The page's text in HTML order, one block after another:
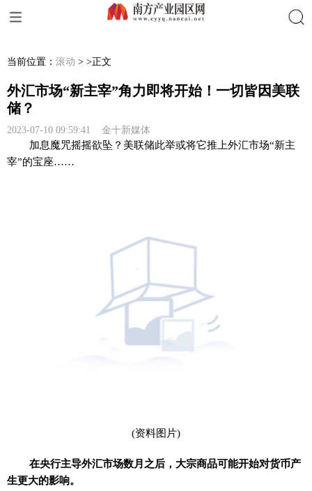
当前位置： 滚动 > >正文
外汇市场“新主宰”角力即将开始！一切皆因美联
储？
2023-07-10 09:59:41 金十新媒体
加息魔咒摇摇欲坠？美联储此举或将它推上外汇市场“新主
宰”的宝座……
(资料图片)
在央行主导外汇市场数月之后，大宗商品可能开始对货币产
生更大的影响。